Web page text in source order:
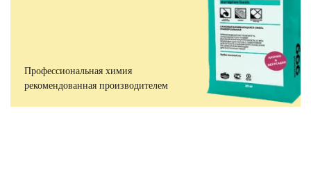
Профессиональная химия
рекомендованная производителем